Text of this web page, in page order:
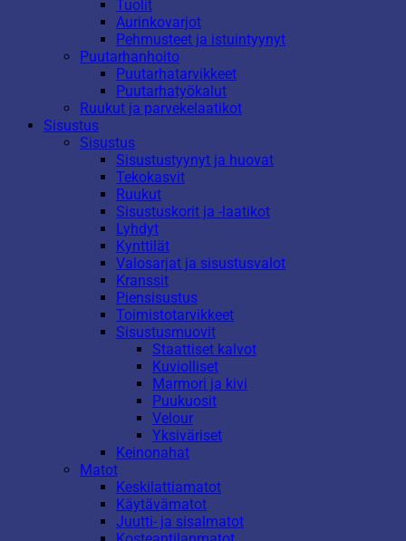
Tuolit
Aurinkovarjot
Pehmusteet ja istuintyynyt
Puutarhanhoito
Puutarhatarvikkeet
Puutarhatyökalut
Ruukut ja parvekelaatikot
Sisustus
Sisustus
Sisustustyynyt ja huovat
Tekokasvit
Ruukut
Sisustuskorit ja -laatikot
Lyhdyt
Kynttilät
Valosarjat ja sisustusvalot
Kranssit
Piensisustus
Toimistotarvikkeet
Sisustusmuovit
Staattiset kalvot
Kuviolliset
Marmori ja kivi
Puukuosit
Velour
Yksiväriset
Keinonahat
Matot
Keskilattiamatot
Käytävämatot
Juutti- ja sisalmatot